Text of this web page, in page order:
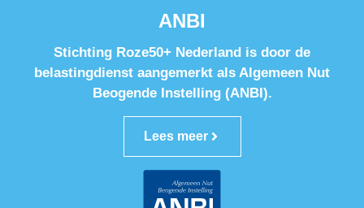
ANBI
Stichting Roze50+ Nederland is door de
belastingdienst aangemerkt als Algemeen Nut
Beogende Instelling (ANBI).
Lees meer